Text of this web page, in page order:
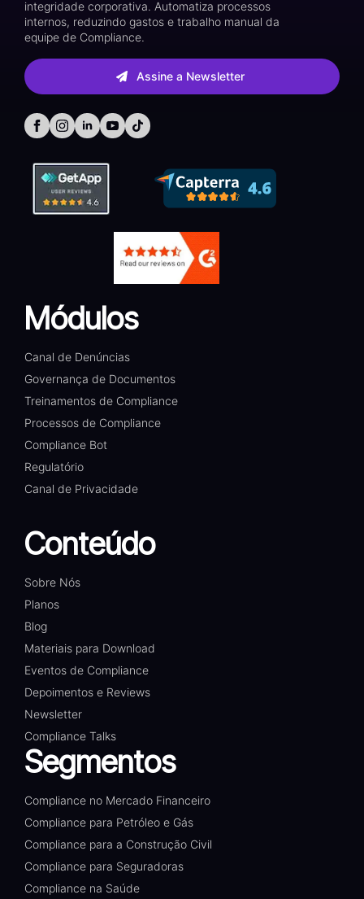
integridade corporativa. Automatiza processos
internos, reduzindo gastos e trabalho manual da
equipe de Compliance.
Assine a Newsletter
Módulos
Canal de Denúncias
Governança de Documentos
Treinamentos de Compliance
Processos de Compliance
Compliance Bot
Regulatório
Canal de Privacidade
Conteúdo
Sobre Nós
Planos
Blog
Materiais para Download
Eventos de Compliance
Depoimentos e Reviews
Newsletter
Compliance Talks
Segmentos
Compliance no Mercado Financeiro
Compliance para Petróleo e Gás
Compliance para a Construção Civil
Compliance para Seguradoras
Compliance na Saúde